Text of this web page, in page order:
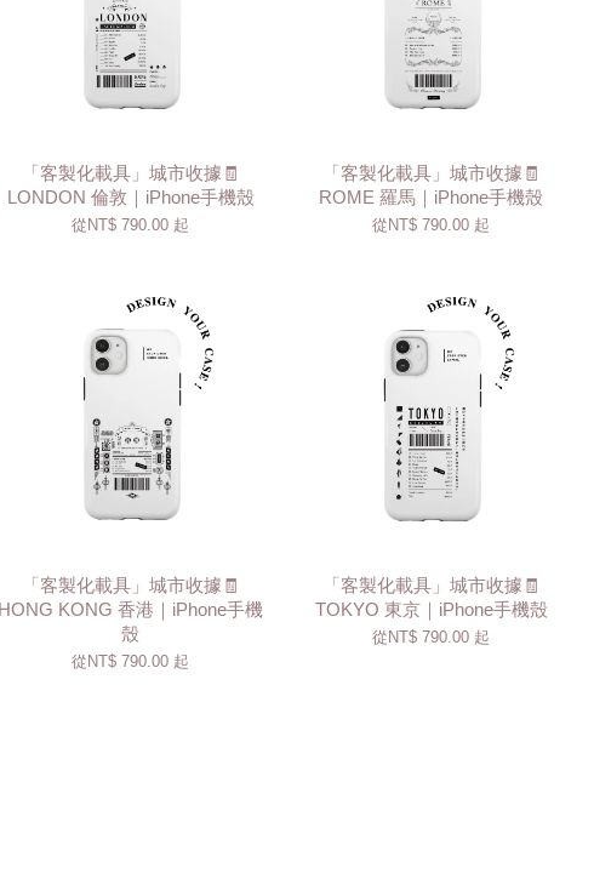
「客製化載具」城市收據🧾
LONDON 倫敦｜iPhone手機殼
從NT$ 790.00 起
「客製化載具」城市收據🧾
ROME 羅馬｜iPhone手機殼
從NT$ 790.00 起
「客製化載具」城市收據🧾
HONG KONG 香港｜iPhone手機
殼
從NT$ 790.00 起
「客製化載具」城市收據🧾
TOKYO 東京｜iPhone手機殼
從NT$ 790.00 起